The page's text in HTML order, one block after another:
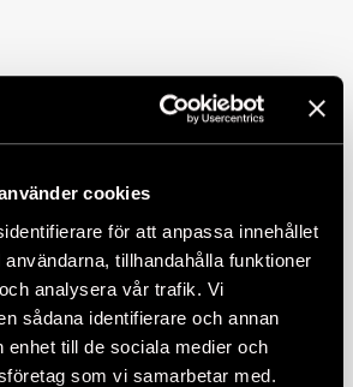
cookies
för att anpassa innehållet
tillhandahålla funktioner
analysera vår trafik. Vi
sådana identifierare och annan
enhet till de sociala medier och
som vi samarbetar med.